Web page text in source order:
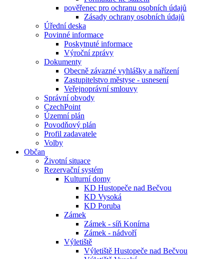
pověřenec pro ochranu osobních údajů
Zásady ochrany osobních údajů
Úřední deska
Povinné informace
Poskytnuté informace
Výroční zprávy
Dokumenty
Obecně závazné vyhlášky a nařízení
Zastupitelstvo městyse - usnesení
Veřejnoprávní smlouvy
Správní obvody
CzechPoint
Územní plán
Povodňový plán
Profil zadavatele
Volby
Občan
Životní situace
Rezervační systém
Kulturní domy
KD Hustopeče nad Bečvou
KD Vysoká
KD Poruba
Zámek
Zámek - síň Konírna
Zámek - nádvoří
Výletiště
Výletiště Hustopeče nad Bečvou